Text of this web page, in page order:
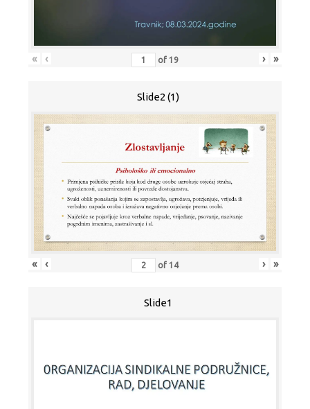
« ‹ of 19 › »
Slide2 (1)
« ‹ of 14 › »
Slide1